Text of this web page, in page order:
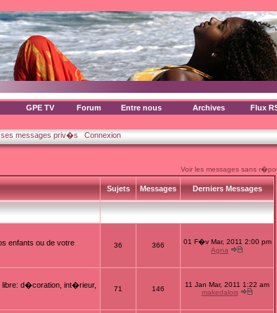
GPE TV Forum Entre nous Archives Flux
messages priv�s Connexion
Voir les messages sans
Sujets Messages Derniers Messages
enfants ou de votre
36 366
01 F�v Mar, 2011 2:00 pm
Agna
d�coration, int�rieur,
71 146
11 Jan Mar, 2011 1:22 am
makedalois